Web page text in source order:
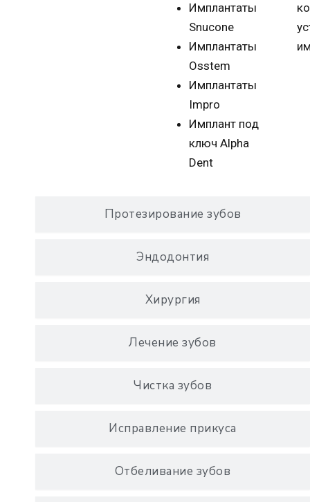
Протезирование зубов
Эндодонтия
Хирургия
Лечение зубов
Чистка зубов
Исправление прикуса
Отбеливание зубов
Имплантаты
Snucone
Имплантаты
Osstem
Имплантаты
Impro
Имплант под
ключ Alpha
Dent